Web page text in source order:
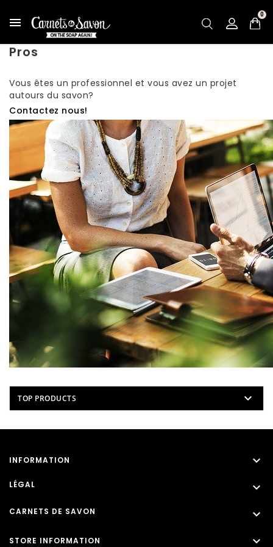

0
Pros
Vous êtes un professionnel et vous avez un projet
autours du savon?
Contactez nous!
TOP PRODUCTS 
INFORMATION 
LÉGAL 
CARNETS DE SAVON 
STORE INFORMATION 